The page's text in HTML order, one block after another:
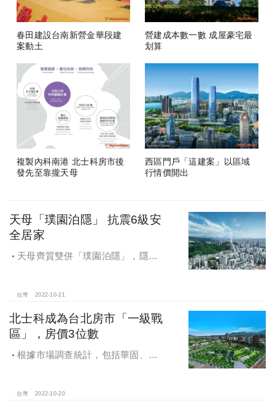
春田建設台南新營金華段建
案動土
營建成本數一數 成屋豪宅最
划算
複製內科南港 北士科房市後
發先至靠攏天母
西區門戶「這建案」以區域
行情價開出
天母「璞園泊隱」 抗震6級安
全居家
天母齊質雙併「璞園泊隱」，隱富
提昇至0.26G係數；設計耐震震度：
國寶古蹟指定採用之住友制震。
台灣 2022-10-21
北士科成為台北房市「一級戰
區」，房價3位數
根據市場調查統計，包括華固、國
科，2022年約有500億案量登場。
台灣 2022-10-20